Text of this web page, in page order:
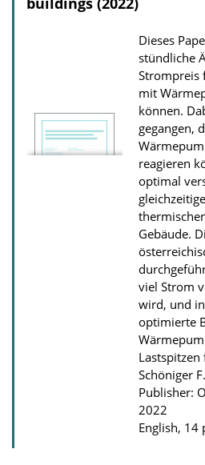
Dieses
stündliche
Strompreis
mit
können.
gegangen,
reagieren
optimal
Gebäude.
viel Strom
wird, und
optimierte
Lastspitzen
Schöniger
Publisher:
2022
English, 14